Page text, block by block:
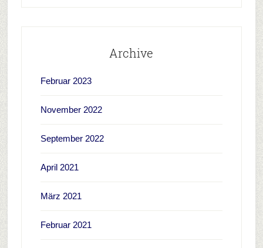
Archive
Februar 2023
November 2022
September 2022
April 2021
März 2021
Februar 2021